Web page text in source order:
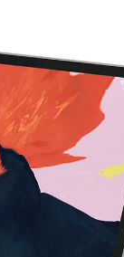
15% de